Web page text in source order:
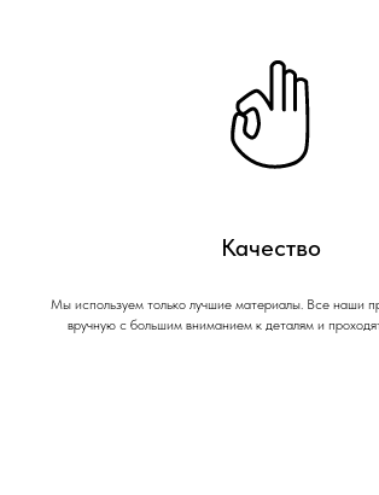
Качество
Мы используем только лучшие материалы. Все наши
вручную с большим вниманием к деталям и